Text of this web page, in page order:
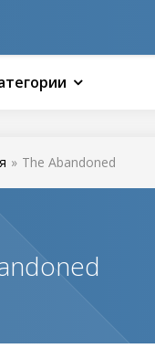
» The Abandoned